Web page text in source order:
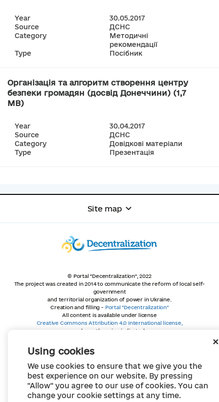
Using cookies
We use cookies to ensure that we give you the
best experience on our website. By pressing
"Allow" you agree to our use of cookies. You can
change your cookie settings at any time.
Year
30.05.2017
Source
ДСНС
Category
Методичні
рекомендації
Type
Посібник
Організація та алгоритм створення центру
безпеки громадян (досвід Донеччини) (1,7
MB)
Year
30.04.2017
Source
ДСНС
Category
Довідкові матеріали
Type
Презентація
Site map
© Portal "Decentralization", 2022
The project was created in 2014 to communicate the reform of local self-
government
and territorial organization of power in Ukraine.
Creation and filling - Portal "Decentralization"
All content is available under license
Creative Commons Attribution 4.0 International license,
unless otherwise indicated